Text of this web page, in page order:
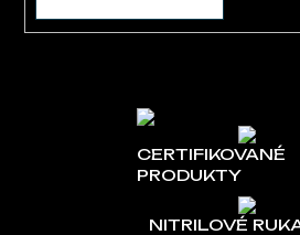
CERTIFIKOVANÉ
PRODUKTY
NITRILOVÉ